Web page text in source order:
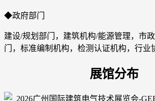
◆政府部门
建设/规划部门，建筑机构/能源管理，市
门，标准编制机构，检测认证机构，行业
展馆分布